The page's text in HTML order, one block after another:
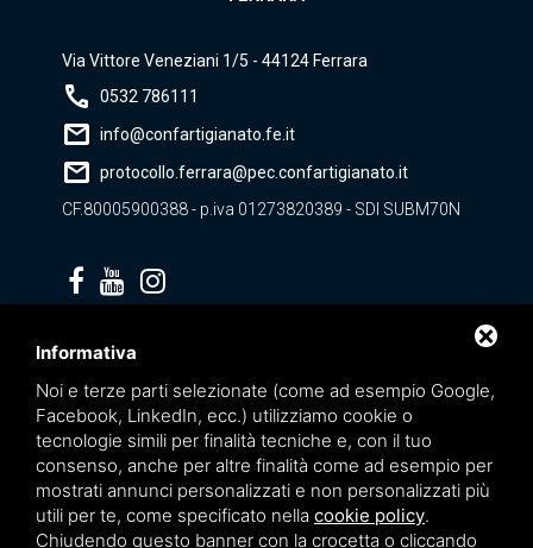
Via Vittore Veneziani 1/5 - 44124 Ferrara
call 0532 786111
mail info@confartigianato.fe.it
mail protocollo.ferrara@pec.confartigianato.it
CF.80005900388 - p.iva 01273820389 - SDI SUBM70N
Informativa
Noi e terze parti selezionate (come ad esempio Google,
Facebook, LinkedIn, ecc.) utilizziamo cookie o
tecnologie simili per finalità tecniche e, con il tuo
consenso, anche per altre finalità come ad esempio per
mostrati annunci personalizzati e non personalizzati più
utili per te, come specificato nella cookie policy.
Chiudendo questo banner con la crocetta o cliccando